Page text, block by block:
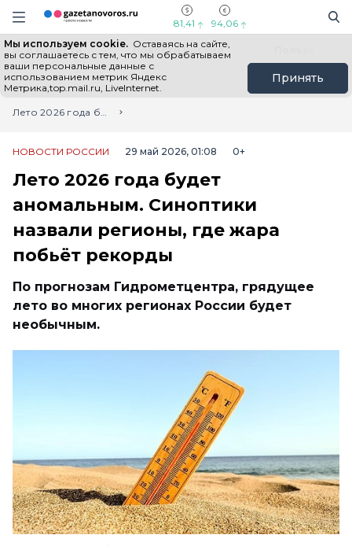
Информационный портал "ГазетаНоворос.ру"
Навигация сайта
81,41 94,06
Мы используем cookie. Оставаясь на сайте,
вы соглашаетесь с тем, что мы обрабатываем
ваши персональные данные с
использованием метрик Яндекс
Метрика,top.mail.ru, LiveInternet.
Принять
Все новости Новости России
Главная
Лента новостей
Лето 2026 года будет аномальным. Синоптики назвали регионы, где жара побьёт рекорды
НОВОСТИ РОССИИ 29 май 2026, 01:08 0+
Лето 2026 года будет
аномальным. Синоптики
назвали регионы, где жара
побьёт рекорды
По прогнозам Гидрометцентра, грядущее
лето во многих регионах России будет
необычным.